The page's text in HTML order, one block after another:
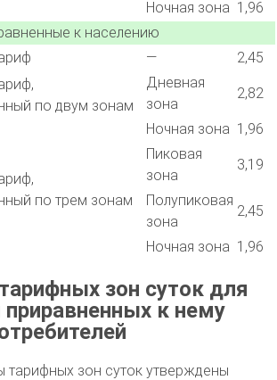
Ночная зона 1,96
к населению
—
2,45
по двум зонам
Дневная
зона
2,82
Ночная зона 1,96
по трем зонам
Пиковая
зона
3,19
Полупиковая
зона
2,45
Ночная зона 1,96
зон суток для
приравненных к нему
тарифных зон суток утверждены